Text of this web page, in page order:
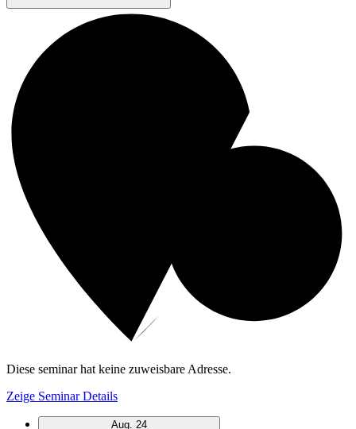
Diese seminar hat keine zuweisbare Adresse.
Zeige Seminar Details
Aug. 24